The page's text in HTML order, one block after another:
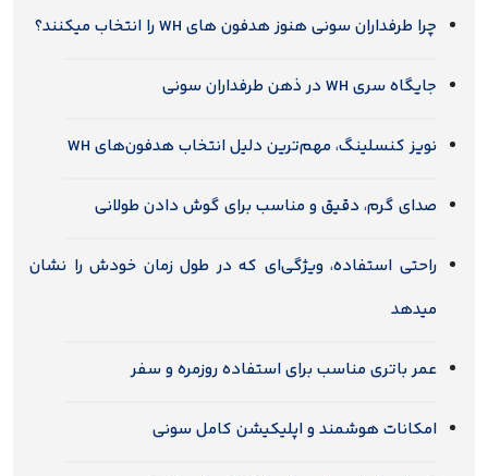
چرا طرفداران سونی هنوز هدفون های WH را انتخاب میکنند؟
جایگاه سری WH در ذهن طرفداران سونی
نویز کنسلینگ، مهم‌ترین دلیل انتخاب هدفون‌های WH
صدای گرم، دقیق و مناسب برای گوش دادن طولانی
راحتی استفاده، ویژگی‌ای که در طول زمان خودش را نشان
میدهد
عمر باتری مناسب برای استفاده روزمره و سفر
امکانات هوشمند و اپلیکیشن کامل سونی